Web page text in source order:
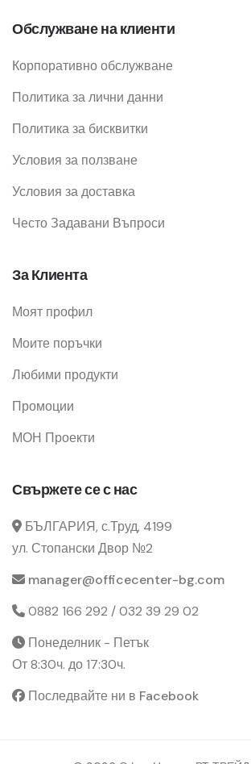
Обслужване на клиенти
Корпоративно обслужване
Политика за лични данни
Политика за бисквитки
Условия за ползване
Условия за доставка
Често Задавани Въпроси
За Клиента
Моят профил
Моите поръчки
Любими продукти
Промоции
МОН Проекти
Свържете се с нас
БЪЛГАРИЯ, с.Труд, 4199
ул. Стопански Двор №2
manager@officecenter-bg.com
0882 166 292 / 032 39 29 02
Понеделник - Петък
От 8:30ч. до 17:30ч.
Последвайте ни в Facebook